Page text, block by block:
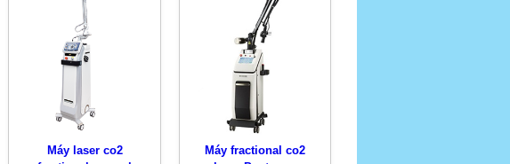
Máy laser co2
Máy fractional co2